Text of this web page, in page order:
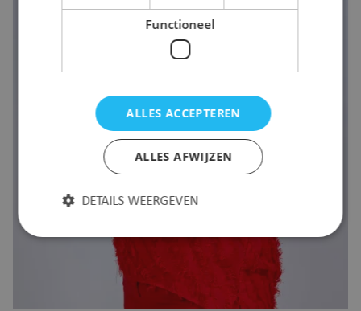
Functioneel
ALLES ACCEPTEREN
ALLES AFWIJZEN
DETAILS WEERGEVEN
Strikt noodzakelijk
Targeting
Functioneel